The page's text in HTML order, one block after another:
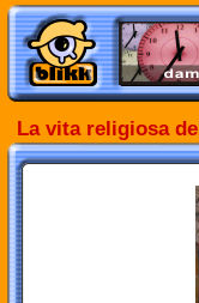
La vita religiosa